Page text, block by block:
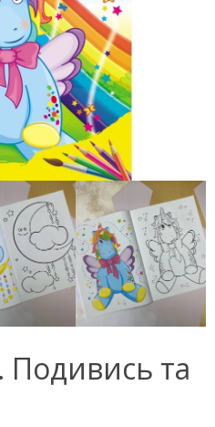
Подивись та